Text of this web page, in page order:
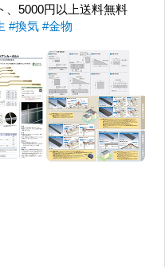
、5000円以上送料無料
#換気 #金物